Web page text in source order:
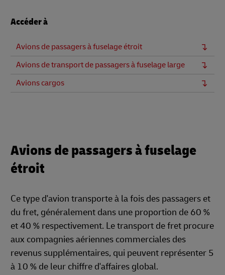
Accéder à
Avions de passagers à fuselage étroit
Avions de transport de passagers à fuselage large
Avions cargos
Avions de passagers à fuselage
étroit
Ce type d'avion transporte à la fois des passagers et
du fret, généralement dans une proportion de 60 %
et 40 % respectivement. Le transport de fret procure
aux compagnies aériennes commerciales des
revenus supplémentaires, qui peuvent représenter 5
à 10 % de leur chiffre d'affaires global.